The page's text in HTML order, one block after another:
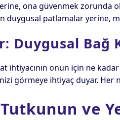
ona güvenmek
duygusal patlamalar yerine,
Duygusal Bağ
ihtiyacının onun için ne
görmeye ihtiyaç duyar. Her
ve